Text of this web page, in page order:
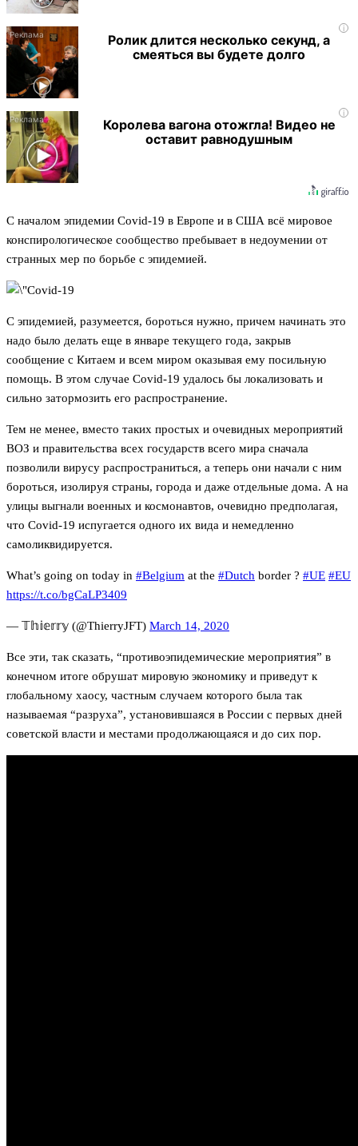
i
Ролик длится несколько секунд, а
смеяться вы будете долго
i
Королева вагона отожгла! Видео не
оставит равнодушным
С началом эпидемии Covid-19 в Европе и в США всё мировое
конспирологическое сообщество пребывает в недоумении от
странных мер по борьбе с эпидемией.
С эпидемией, разумеется, бороться нужно, причем начинать это
надо было делать еще в январе текущего года, закрыв
сообщение с Китаем и всем миром оказывая ему посильную
помощь. В этом случае Covid-19 удалось бы локализовать и
сильно затормозить его распространение.
Тем не менее, вместо таких простых и очевидных мероприятий
ВОЗ и правительства всех государств всего мира сначала
позволили вирусу распространиться, а теперь они начали с ним
бороться, изолируя страны, города и даже отдельные дома. А на
улицы выгнали военных и космонавтов, очевидно предполагая,
что Covid-19 испугается одного их вида и немедленно
самоликвидируется.
What’s going on today in #Belgium at the #Dutch border ? #UE #EU
https://t.co/bgCaLP3409
— 𝕋𝕙𝕚𝕖𝕣𝕣𝕪 (@ThierryJFT) March 14, 2020
Все эти, так сказать, “противоэпидемические мероприятия” в
конечном итоге обрушат мировую экономику и приведут к
глобальному хаосу, частным случаем которого была так
называемая “разруха”, установившаяся в России с первых дней
советской власти и местами продолжающаяся и до сих пор.